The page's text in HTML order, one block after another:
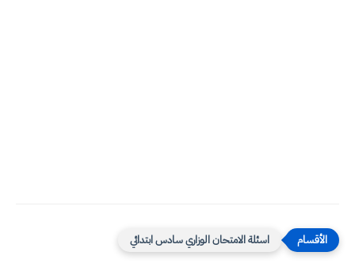
اسئلة الامتحان الوزاري سادس ابتدائي